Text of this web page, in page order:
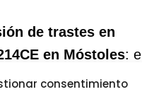
consentimiento
de trastes en
en Móstoles: el
que necesitas, con el